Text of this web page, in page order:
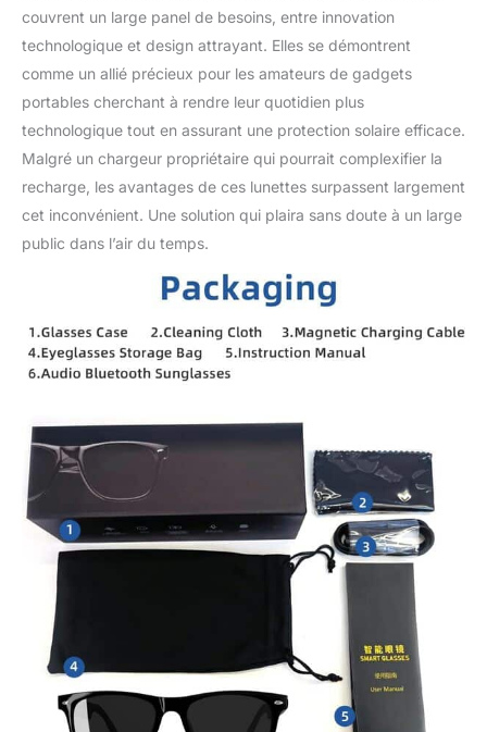
couvrent un large panel de besoins, entre innovation
technologique et design attrayant. Elles se démontrent
comme un allié précieux pour les amateurs de gadgets
portables cherchant à rendre leur quotidien plus
technologique tout en assurant une protection solaire efficace.
Malgré un chargeur propriétaire qui pourrait complexifier la
recharge, les avantages de ces lunettes surpassent largement
cet inconvénient. Une solution qui plaira sans doute à un large
public dans l’air du temps.